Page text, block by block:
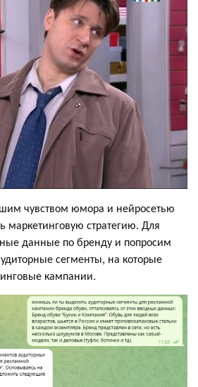
чувством юмора и нейросетью
маркетинговую стратегию. Для
данные по бренду и попросим
сегменты, на которые
кампании.